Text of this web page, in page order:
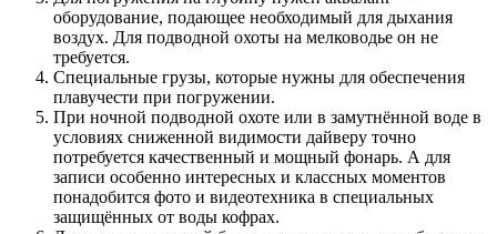
оборудование, подающее необходимый для дыхания
воздух. Для подводной охоты на мелководье он не
требуется.
Специальные грузы, которые нужны для обеспечения
плавучести при погружении.
При ночной подводной охоте или в замутнённой воде в
условиях сниженной видимости дайверу точно
потребуется качественный и мощный фонарь. А для
записи особенно интересных и классных моментов
понадобится фото и видеотехника в специальных
защищённых от воды кофрах.